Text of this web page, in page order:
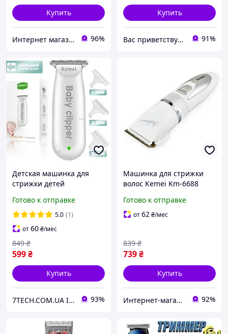
Купить
Интернет магазин Маячок 96%
Купить
Вас приветствует интернет-магазин SvetOn! 91%
Детская машинка для
стрижки детей
бесшумная тихая Kemei
Белая
Готово к отправке
5.0 (1)
от60₴/мес
599₴
849 ₴
Купить
7TECH.COM.UA Інтернет-магазин 93%
Машинка для стрижки
волос Kemei Km-6688
Готово к отправке
от62₴/мес
739₴
839 ₴
Купить
Интернет-магазин livelyshop 92%